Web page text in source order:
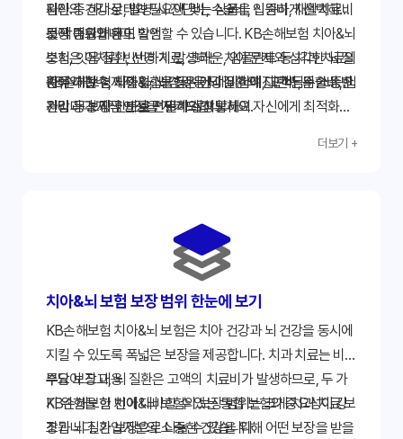
니다.
원인 중 하나로, 발병 시 진단비, 수술비, 입원비, 재활치료비
등 막대한 비용이 발생할 수 있습니다. KB손해보험 치아&뇌
보험은 이처럼 빈번하게 발생하는 치아 문제와 심각한 뇌 질
환에 대한 경제적 위험을 동시에 대비하여, 고객님의 소중한
건강과 경제적 안정을 지켜드립니다.
자신의 건강 상태와 필요에 맞는 상품을 신중하게 선택하는
것이 중요합니다.
보장 범위와 한도 확인
충치, 잇몸 질환, 신경 치료, 크라운, 임플란트 등 치과 치료의
종류와 횟수, 뇌출혈, 뇌경색 등 뇌 질환의 진단비, 수술비, 입
원비 등 보장 한도를 면밀히 살펴보세요.
보험료 변동 없이 정해진 기간 동안 동일한 보험료를 납입하
는 비갱신형과 일정 주기마다 보험료가 변동될 수 있는 갱신
형의 장단점을 비교하여 자신에게 유리한 형태를 선택하세
요.
특약 활용
치아 스케일링, 틀니, 브릿지 보장이나 특정 뇌혈관 질환 진
단비 등 자신에게 필요한 추가 보장 특약을 선택하여 보장 공
백을 최소화할 수 있습니다.
KB손해보험 치아&뇌 보험은 건강 위험에 대한 든든한 동반
자입니다. 지금 바로 전문가와 상담하여 자신에게 최적화된
더보기 +
치아&뇌 보험 보장 범위 한눈에 보기
KB손해보험 치아&뇌 보험은 치아 건강과 뇌 건강을 동시에
지킬 수 있도록 폭넓은 보장을 제공합니다. 치과 치료는 비용
부담이 크고, 뇌 질환은 고액의 치료비가 발생하므로, 두 가
지 위험을 한 번에 대비할 수 있는 통합 보험의 중요성이 강
조됩니다. 가입자분의 소중한 건강을 위해 어떤 보장을 받을
주요 보장 내용
KB손해보험 치아&뇌 보험의 보장 범위는 크게 치과 치료 보
장과 뇌 질환 보장으로 나눌 수 있습니다.